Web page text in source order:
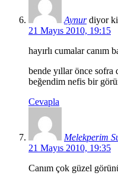
Aynur diyor
21 Mayıs 2010, 19:15
hayırlı cumalar canım
bende yıllar önce sofra
beğendim nefis bir
Cevapla
Melekperim
21 Mayıs 2010, 19:35
Canım çok güzel